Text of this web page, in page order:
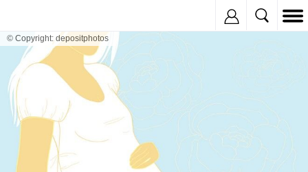
© Copyright: depositphotos